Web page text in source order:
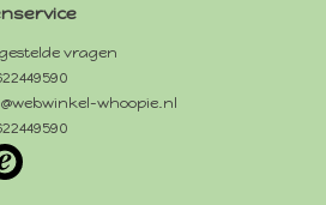
vragen
whoopie.nl